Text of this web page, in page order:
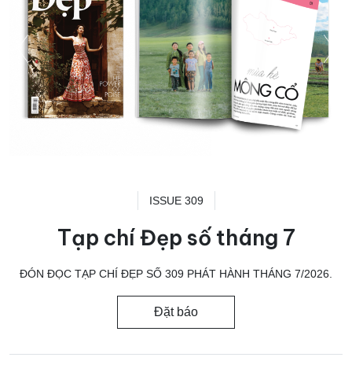
ISSUE 309
Tạp chí Đẹp số tháng 7
ĐÓN ĐỌC TẠP CHÍ ĐẸP SỐ 309 PHÁT HÀNH THÁNG 7/2026.
Đặt báo